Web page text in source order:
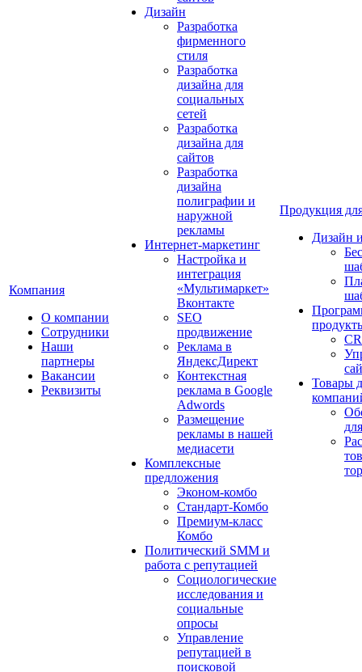
Компания
О компании
Сотрудники
Наши
партнеры
Вакансии
Реквизиты
Дизайн
Разработка
фирменного
стиля
Разработка
дизайна для
социальных
сетей
Разработка
дизайна для
сайтов
Разработка
дизайна
полиграфии и
наружной
рекламы
Интернет-маркетинг
Настройка и
интеграция
«Мультимаркет»
Вконтакте
SEO
продвижение
Реклама в
ЯндексДирект
Контекстная
реклама в Google
Adwords
Размещение
рекламы в нашей
медиасети
Комплексные
предложения
Эконом-комбо
Стандарт-Комбо
Премиум-класс
Комбо
Политический SMM и
работа с репутацией
Социологические
исследования и
социальные
опросы
Управление
репутацией в
поисковой
Продукция
Дизайн
Товары